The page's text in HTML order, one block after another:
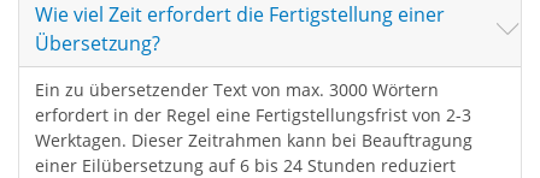
Wie viel Zeit erfordert die Fertigstellung einer
Übersetzung?
Ein zu übersetzender Text von max. 3000 Wörtern
erfordert in der Regel eine Fertigstellungsfrist von 2-3
Werktagen. Dieser Zeitrahmen kann bei Beauftragung
einer Eilübersetzung auf 6 bis 24 Stunden reduziert